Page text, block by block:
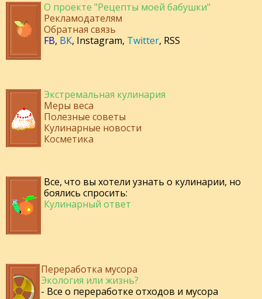
О проекте "Рецепты моей бабушки"
Рекламодателям
Обратная связь
FB, ВК, Instagram, Twitter, RSS
Экстремальная кулинария
Меры веса
Полезные советы
Кулинарные новости
Косметика
Все, что вы хотели узнать о кулинарии, но
боялись спросить:
Кулинарный ответ
Переработка мусора
Экология или жизнь?
- Все о переработке отходов и мусора